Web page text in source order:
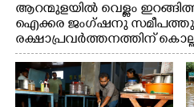
ആറന്മുളയിൽ വെള്ളം
ഐക്കര ജംഗ്ഷനു
രക്ഷാപ്രവർത്തനത്തിന്
ബോട്ടുകൾ